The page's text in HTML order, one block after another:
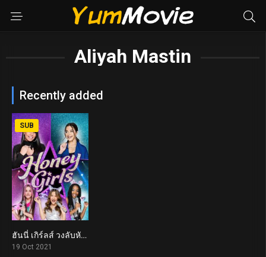
Aliyah Mastin
Recently added
5.5
SUB
ฮันนี่ เกิร์ลส์ วงลับหัวใจจี๊ดจ๊าด Honey Girls (2021)
19 Oct 2021